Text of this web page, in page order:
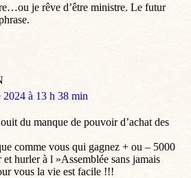
je rêve d’être ministre. Le futur
2024 à 13 h 38 min
du manque de pouvoir d’achat des
comme vous qui gagnez + ou – 5000
hurler à l »Assemblée sans jamais
vous la vie est facile !!!